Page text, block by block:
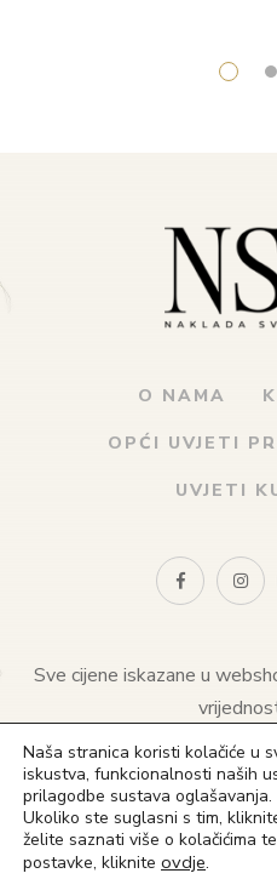
O NAMA
OPĆI UVJETI
UVJETI
Sve cijene iskazane u
© 2021 Naklada sv.
(+385) 1
(+385) 91
Naša stranica koristi kolačiće u
iskustva, funkcionalnosti naših
prilagodbe sustava oglašavanja.
Ukoliko ste suglasni s tim,
želite saznati više o kolačićima
postavke, kliknite ovdje.